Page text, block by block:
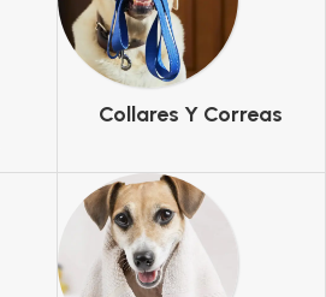
Collares Y Correas